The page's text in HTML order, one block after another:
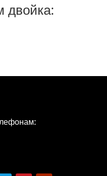
двойка: